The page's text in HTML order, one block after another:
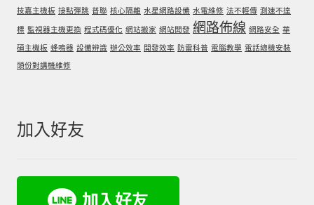
技嘉主機板 接點彈跳 普聯 核心隔離 水星網路設備 水電維修 法不輕傳 測速不達
標 監視器主機更換 程式碼優化 網站搬家 網站開發 網路佈線 網路安全 華
碩主機板 蜂鳴器 設備辨識 辦公效率 開發效率 防雷科普 電腦教學 電話總機安裝
頭份對講機維修
加入好友